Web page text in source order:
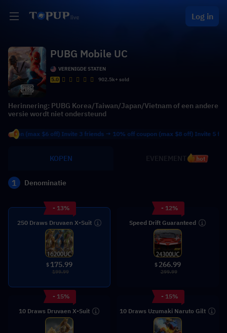
Log in
PUBG Mobile UC
VERENIGDE STATEN
5.0
902.5k+ sold
Herinnering: PUBG Korea/Taiwan/Japan/Vietnam of een andere
versie wordt niet ondersteund
(max $6 off) Invite 3 friends → 10% off coupon (max $8 off) Invite 5
KOPEN hot
1 Denominatie
- 13%
250 Draws Druvaen X-Suit
$ 175.99
199.99
- 12%
Speed Drift Guaranteed
$ 266.99
299.99
- 15%
10 Draws Druvaen X-Suit
- 15%
10 Draws Uzumaki Naruto Gilt